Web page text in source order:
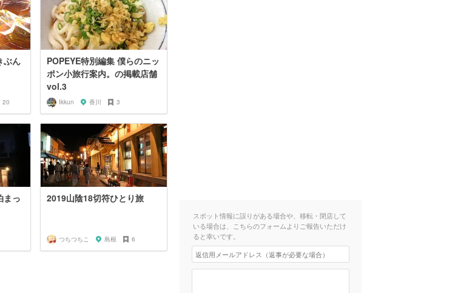
ぶん
20
POPEYE特別編集 僕らのニッ
ポン小旅行案内。の掲載店舗
vol.3
Ikkun 香川 3
まっ
2019山陰18切符ひとり旅
つちつちこ 島根 6
スポット情報に誤りがある場合や、移転・閉店して
いる場合は、こちらのフォームよりご報告いただけ
ると幸いです。